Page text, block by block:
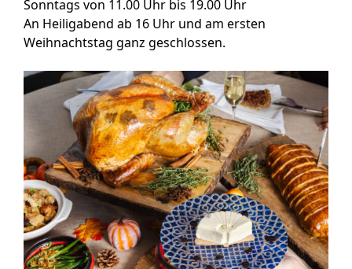
Sonntags von 11.00 Uhr bis 19.00 Uhr
An Heiligabend ab 16 Uhr und am ersten
Weihnachtstag ganz geschlossen.